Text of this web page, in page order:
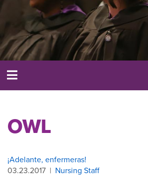
OWL
¡Adelante, enfermeras!
03.23.2017 | Nursing Staff